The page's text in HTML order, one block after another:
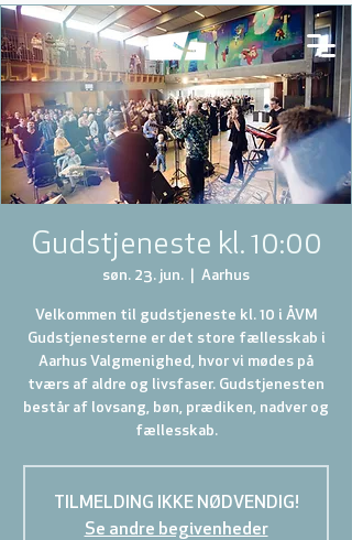
Gudstjeneste kl. 10:00
søn. 23. jun. Aarhus
Velkommen til gudstjeneste kl. 10 i ÅVM
Gudstjenesterne er det store fællesskab i
Aarhus Valgmenighed, hvor vi mødes på
tværs af aldre og livsfaser. Gudstjenesten
består af lovsang, bøn, prædiken, nadver og
fællesskab.
TILMELDING IKKE NØDVENDIG!
Se andre begivenheder